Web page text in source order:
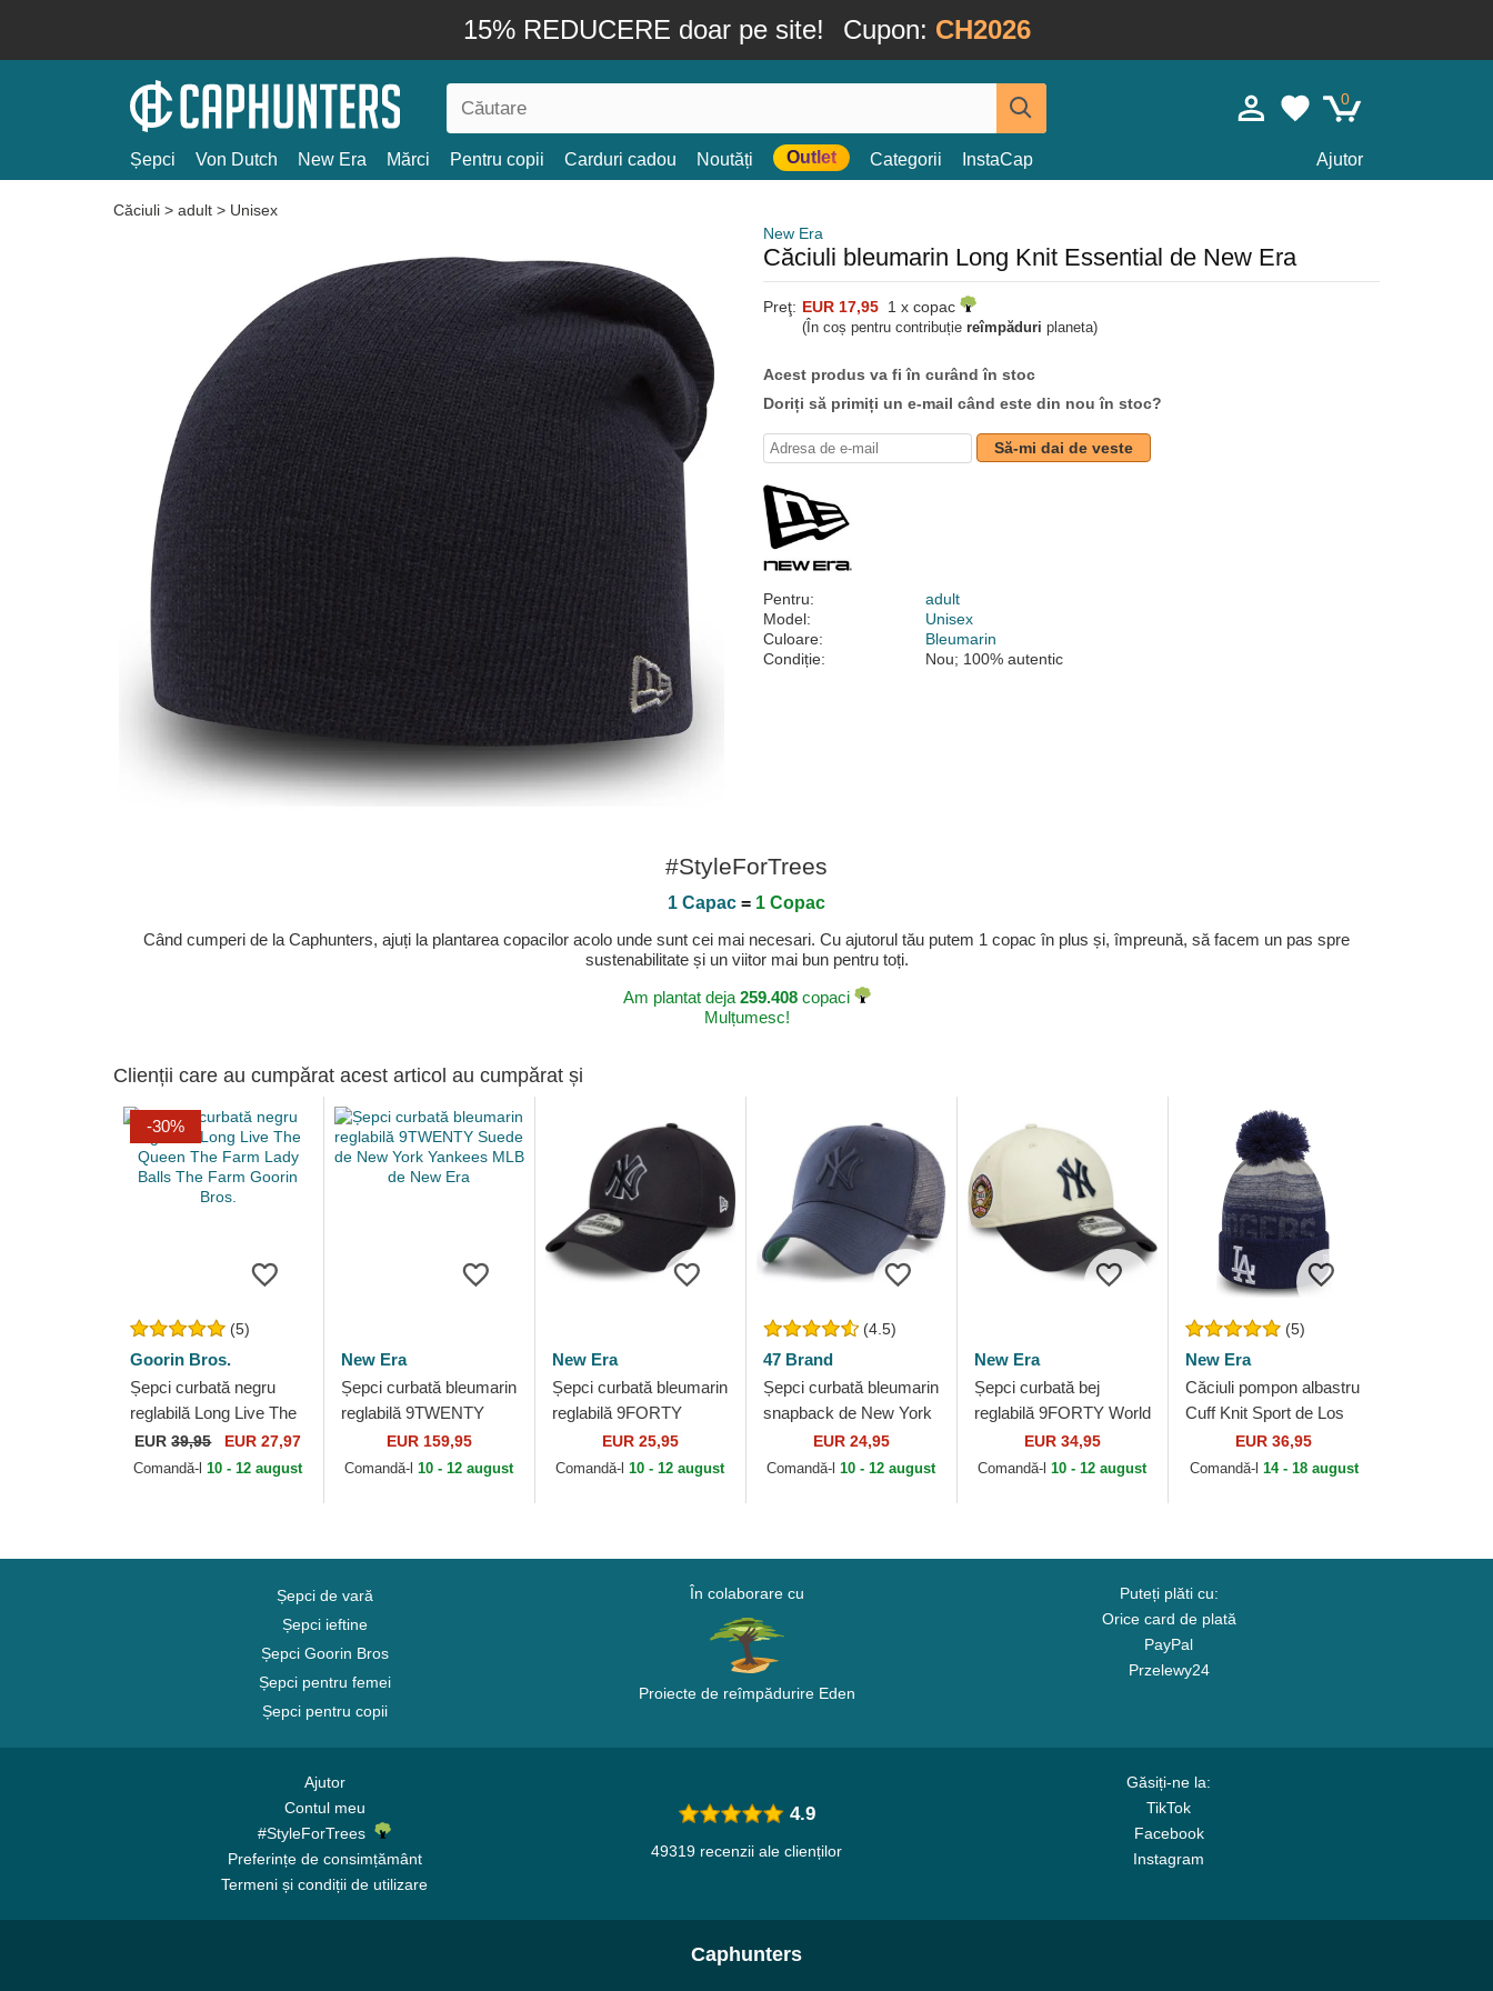
15% REDUCERE doar pe site! Cupon: CH2026
0
Șepci Von Dutch New Era Mărci Pentru copii Carduri cadou Noutăți Outlet Categorii InstaCap Ajutor
Căciuli > adult > Unisex
New Era
Căciuli bleumarin Long Knit Essential de New Era
Preţ: EUR 17,95 1 x copac
(În coș pentru contribuție reîmpăduri planeta)
Acest produs va fi în curând în stoc
Doriți să primiți un e-mail când este din nou în stoc?
Să-mi dai de veste
Pentru:
adult
Model:
Unisex
Culoare:
Bleumarin
Condiție:
Nou; 100% autentic
#StyleForTrees
1 Capac = 1 Copac
Când cumperi de la Caphunters, ajuți la plantarea copacilor acolo unde sunt cei mai necesari. Cu ajutorul tău putem 1 copac în plus și, împreună, să facem un pas spre
sustenabilitate și un viitor mai bun pentru toți.
Am plantat deja 259.408copaci
Mulțumesc!
Clienții care au cumpărat acest articol au cumpărat și
-30%
(5)
Goorin Bros.
Șepci curbată negru
reglabilă Long Live The
Queen The Farm Lady
Balls The Farm Goorin
EUR39,95 EUR 27,97
Comandă-l10 - 12 august
New Era
Șepci curbată bleumarin
reglabilă 9TWENTY
Suede de New York
Yankees MLB de New
EUR 159,95
Comandă-l10 - 12 august
New Era
Șepci curbată bleumarin
reglabilă 9FORTY
Outline de New York
Yankees MLB de New
EUR 25,95
Comandă-l10 - 12 august
(4.5)
47 Brand
Șepci curbată bleumarin
snapback de New York
Yankees MLB de 47
Brand
EUR 24,95
Comandă-l10 - 12 august
New Era
Șepci curbată bej
reglabilă 9FORTY World
Series de New York
Yankees MLB de New
EUR 34,95
Comandă-l10 - 12 august
(5)
New Era
Căciuli pompon albastru
Cuff Knit Sport de Los
Angeles Dodgers MLB
de New Era
EUR 36,95
Comandă-l 14 - 18 august
Șepci de vară
Șepci ieftine
Șepci Goorin Bros
Șepci pentru femei
Șepci pentru copii
În colaborare cu
Proiecte de reîmpădurire Eden
Puteți plăti cu:
Orice card de plată
PayPal
Przelewy24
Ajutor
Contul meu
#StyleForTrees
Preferințe de consimțământ
Termeni și condiții de utilizare
Găsiți-ne la:
TikTok
Facebook
Instagram
4.9
49319 recenzii ale clienților
Caphunters